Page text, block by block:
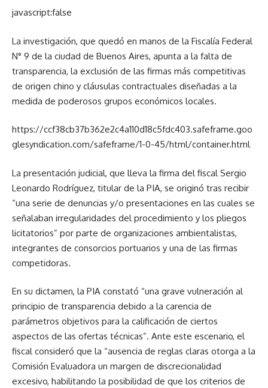
javascript:false
La investigación, que quedó en manos de la Fiscalía Federal
N° 9 de la ciudad de Buenos Aires, apunta a la falta de
transparencia, la exclusión de las firmas más competitivas
de origen chino y cláusulas contractuales diseñadas a la
medida de poderosos grupos económicos locales.
https://ccf38cb37b362e2c4a110d18c5fdc403.safeframe.goo
glesyndication.com/safeframe/1-0-45/html/container.html
La presentación judicial, que lleva la firma del fiscal Sergio
Leonardo Rodríguez, titular de la PIA, se originó tras recibir
“una serie de denuncias y/o presentaciones en las cuales se
señalaban irregularidades del procedimiento y los pliegos
licitatorios” por parte de organizaciones ambientalistas,
integrantes de consorcios portuarios y una de las firmas
competidoras.
En su dictamen, la PIA constató “una grave vulneración al
principio de transparencia debido a la carencia de
parámetros objetivos para la calificación de ciertos
aspectos de las ofertas técnicas”. Ante este escenario, el
fiscal consideró que la “ausencia de reglas claras otorga a la
Comisión Evaluadora un margen de discrecionalidad
excesivo, habilitando la posibilidad de que los criterios de